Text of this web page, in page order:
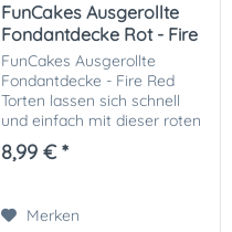
FunCakes Ausgerollte
Fondantdecke Rot - Fire
Red
FunCakes Ausgerollte
Fondantdecke - Fire Red
Torten lassen sich schnell
und einfach mit dieser roten
Fondantdecke überziehen-
Verwenden Sie die
8,99 € *
Merken